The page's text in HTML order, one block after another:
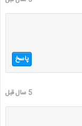
پاسخ
5 سال قبل